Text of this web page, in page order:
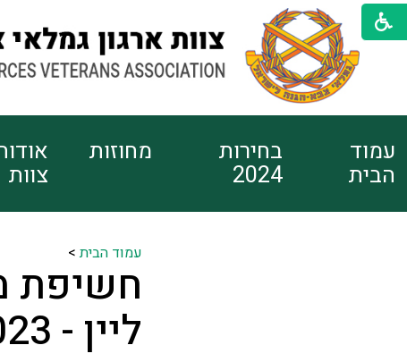
עמוד
הבית
בחירות
2024
מחוזות
צוות
עמוד הבית>
חשיפת
ליין - 10/7/2023 בשעה 17:00